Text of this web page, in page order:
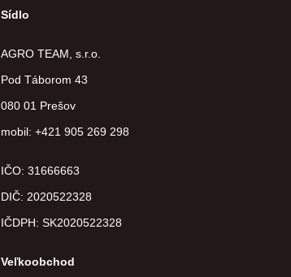
Sídlo
AGRO TEAM, s.r.o.
Pod Táborom 43
080 01 Prešov
mobil: +421 905 269 298
IČO: 31666663
DIČ: 2020522328
IČDPH: SK2020522328
Veľkoobchod